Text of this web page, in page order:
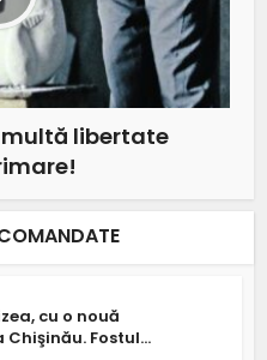
multă libertate
cu o nouă
Chişinău. Fostul...